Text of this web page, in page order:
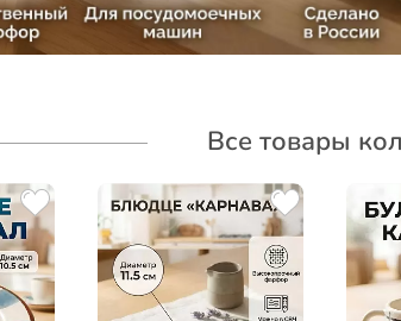
Все товары